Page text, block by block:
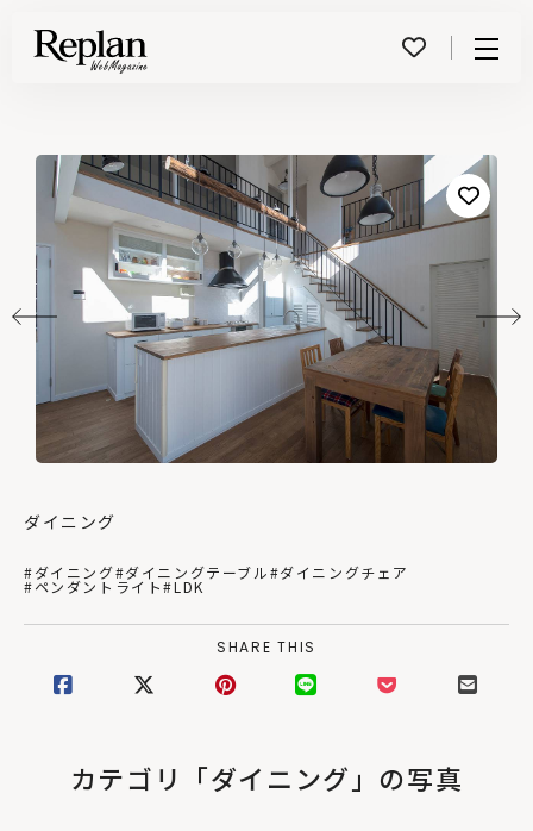
ダイニング
#ダイニング#ダイニングテーブル#ダイニングチェア
#ペンダントライト#LDK
SHARE THIS
カテゴリ「ダイニング」の写真